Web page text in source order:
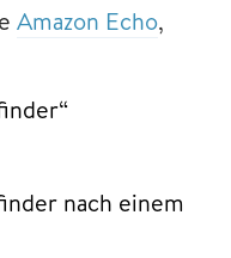
Amazon Echo,
nach einem